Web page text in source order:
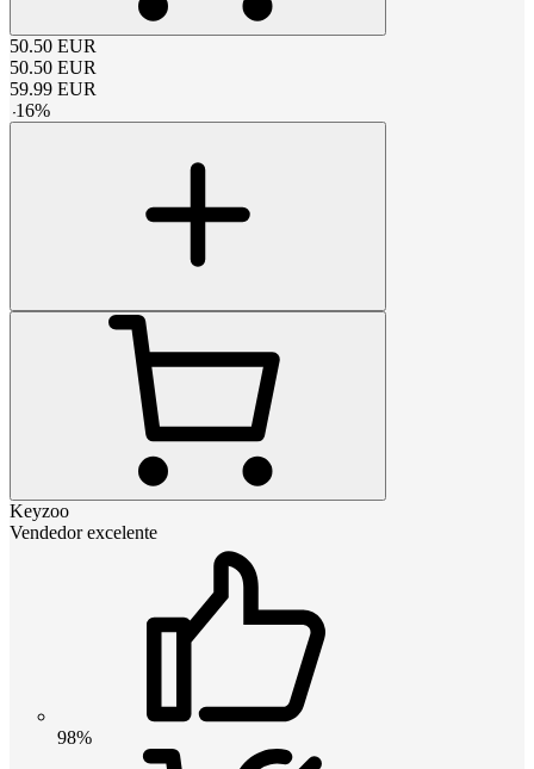
50.50 EUR
50.50 EUR
59.99 EUR
-16%
Keyzoo
Vendedor excelente
98%